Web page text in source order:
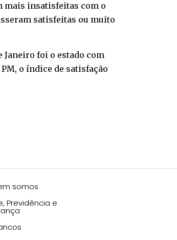
mais insatisfeitas com o
satisfeitas ou muito
Janeiro foi o estado com
o índice de satisfação
somos
Previdência e